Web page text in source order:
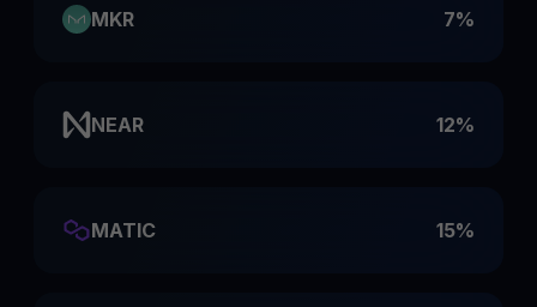
MKR 7%
NEAR 12%
MATIC 15%